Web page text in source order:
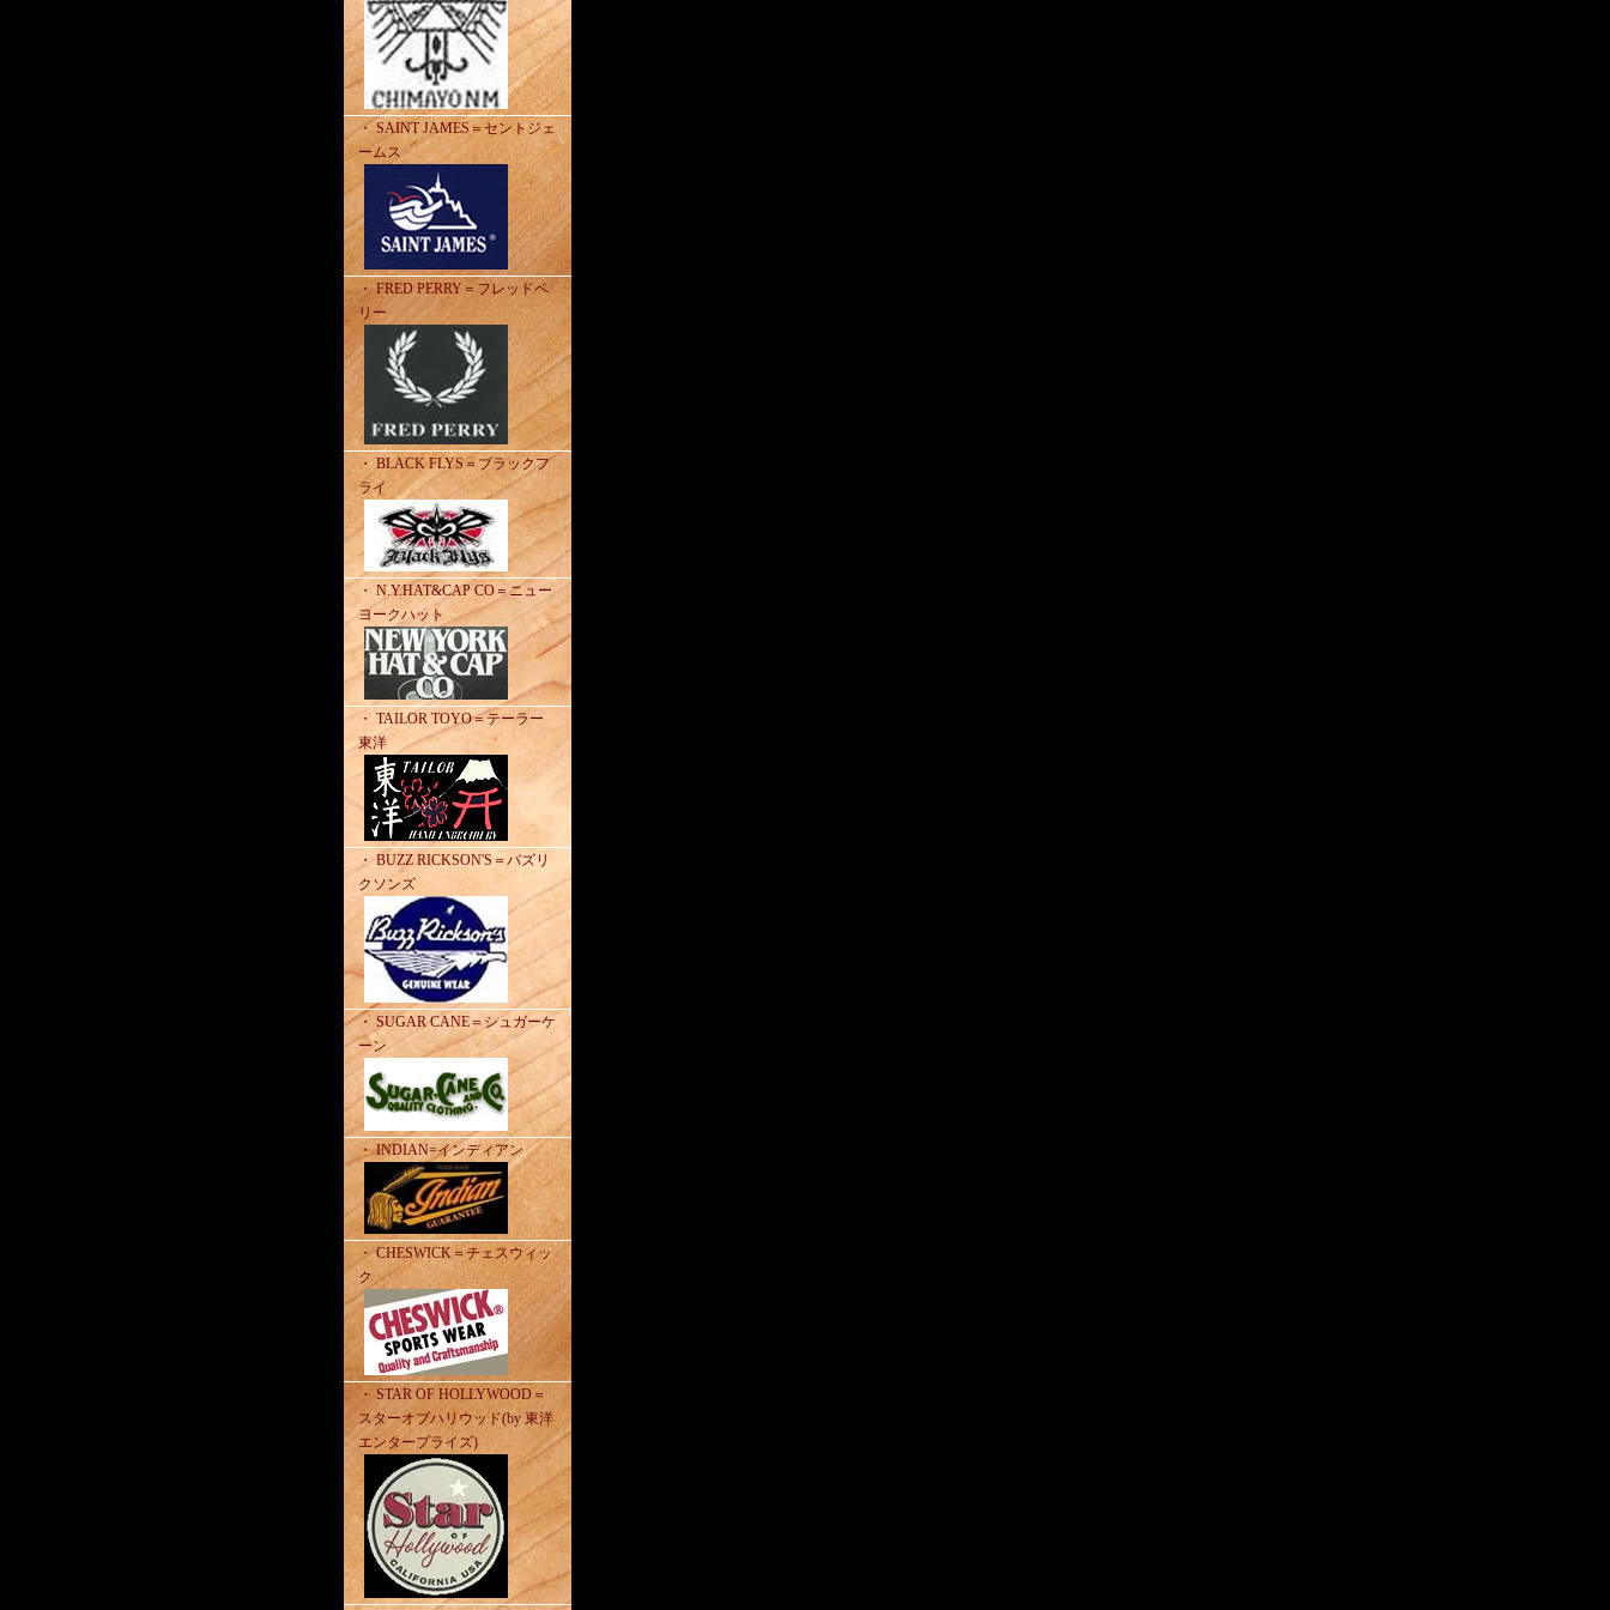
・ SAINT JAMES＝セントジェ
ームス
・ FRED PERRY＝フレッドペ
リー
・ BLACK FLYS＝ブラックフ
ライ
・ N.Y.HAT&CAP CO＝ニュー
ヨークハット
・ TAILOR TOYO＝テーラー
東洋
・ BUZZ RICKSON'S＝バズリ
クソンズ
・ SUGAR CANE＝シュガーケ
ーン
・ INDIAN=インディアン
・ CHESWICK＝チェスウィッ
ク
・ STAR OF HOLLYWOOD＝
スターオブハリウッド(by 東洋
エンタープライズ)